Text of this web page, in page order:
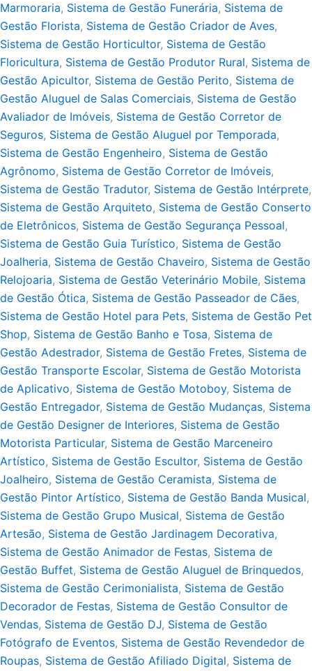
Marmoraria, Sistema de Gestão Funerária, Sistema de
Gestão Florista, Sistema de Gestão Criador de Aves,
Sistema de Gestão Horticultor, Sistema de Gestão
Floricultura, Sistema de Gestão Produtor Rural, Sistema de
Gestão Apicultor, Sistema de Gestão Perito, Sistema de
Gestão Aluguel de Salas Comerciais, Sistema de Gestão
Avaliador de Imóveis, Sistema de Gestão Corretor de
Seguros, Sistema de Gestão Aluguel por Temporada,
Sistema de Gestão Engenheiro, Sistema de Gestão
Agrônomo, Sistema de Gestão Corretor de Imóveis,
Sistema de Gestão Tradutor, Sistema de Gestão Intérprete,
Sistema de Gestão Arquiteto, Sistema de Gestão Conserto
de Eletrônicos, Sistema de Gestão Segurança Pessoal,
Sistema de Gestão Guia Turístico, Sistema de Gestão
Joalheria, Sistema de Gestão Chaveiro, Sistema de Gestão
Relojoaria, Sistema de Gestão Veterinário Mobile, Sistema
de Gestão Ótica, Sistema de Gestão Passeador de Cães,
Sistema de Gestão Hotel para Pets, Sistema de Gestão Pet
Shop, Sistema de Gestão Banho e Tosa, Sistema de
Gestão Adestrador, Sistema de Gestão Fretes, Sistema de
Gestão Transporte Escolar, Sistema de Gestão Motorista
de Aplicativo, Sistema de Gestão Motoboy, Sistema de
Gestão Entregador, Sistema de Gestão Mudanças, Sistema
de Gestão Designer de Interiores, Sistema de Gestão
Motorista Particular, Sistema de Gestão Marceneiro
Artístico, Sistema de Gestão Escultor, Sistema de Gestão
Joalheiro, Sistema de Gestão Ceramista, Sistema de
Gestão Pintor Artístico, Sistema de Gestão Banda Musical,
Sistema de Gestão Grupo Musical, Sistema de Gestão
Artesão, Sistema de Gestão Jardinagem Decorativa,
Sistema de Gestão Animador de Festas, Sistema de
Gestão Buffet, Sistema de Gestão Aluguel de Brinquedos,
Sistema de Gestão Cerimonialista, Sistema de Gestão
Decorador de Festas, Sistema de Gestão Consultor de
Vendas, Sistema de Gestão DJ, Sistema de Gestão
Fotógrafo de Eventos, Sistema de Gestão Revendedor de
Roupas, Sistema de Gestão Afiliado Digital, Sistema de